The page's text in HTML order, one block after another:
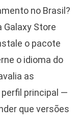
no Brasil?
Store
o pacote
o idioma do
as
principal —
que versões